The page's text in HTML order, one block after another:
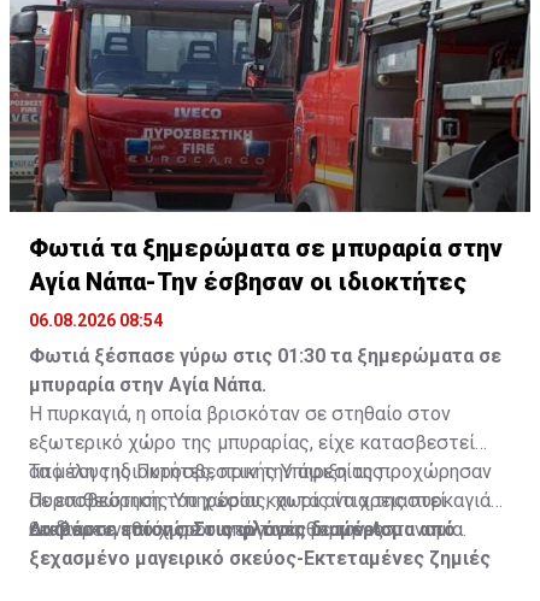
Φωτιά τα ξημερώματα σε μπυραρία στην
Αγία Νάπα-Την έσβησαν οι ιδιοκτήτες
06.08.2026 08:54
Φωτιά ξέσπασε γύρω στις 01:30 τα ξημερώματα σε
μπυραρία στην Αγία Νάπα.
Η πυρκαγιά, η οποία βρισκόταν σε στηθαίο στον
εξωτερικό χώρο της μπυραρίας, είχε κατασβεστεί
από τους ιδιοκτήτες, πριν την άφιξη της
Πυροσβεστικής Υπηρεσίας, χωρίς να χρειαστεί
εκκένωση του χώρου από τους θαμώνες.
Τα μέλη της Πυροσβεστικής Υπηρεσίας προχώρησαν
σε επιθεώρηση του χώρου και τα αίτια της πυρκαγιάς
θα διερευνηθούν σε συνεργασία με την Αστυνομία.
Διαβάστε επίσης:Στις φλόγες διαμέρισμα από
ξεχασμένο μαγειρικό σκεύος-Εκτεταμένες ζημιές